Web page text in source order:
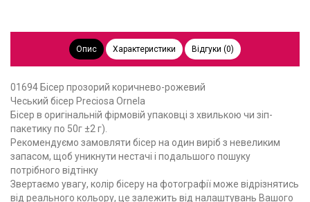
Опис Характеристики Відгуки (0)
01694 Бісер прозорий коричнево-рожевий
Чеський бісер Preciosa Ornela
Бісер в оригінальній фірмовій упаковці з хвилькою чи зіп-
пакетику по 50г ±2 г).
Рекомендуємо замовляти бісер на один виріб з невеликим
запасом, щоб уникнути нестачі і подальшого пошуку
потрібного відтінку
Звертаємо увагу, колір бісеру на фотографії може відрізнятись
від реального кольору, це залежить від налаштувань Вашого